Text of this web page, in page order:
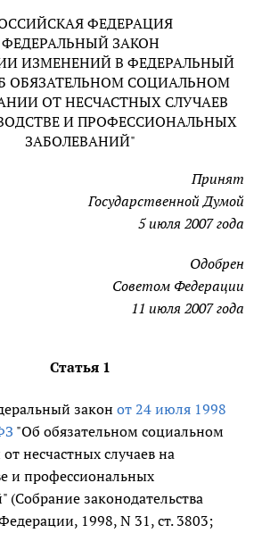
ФЕДЕРАЦИЯ
ФЕДЕРАЛЬНЫЙ ЗАКОН
ИЗМЕНЕНИЙ В ФЕДЕРАЛЬНЫЙ
ОБЯЗАТЕЛЬНОМ СОЦИАЛЬНОМ
ОТ НЕСЧАСТНЫХ СЛУЧАЕВ
И ПРОФЕССИОНАЛЬНЫХ
ЗАБОЛЕВАНИЙ"
Принят
Государственной Думой
5 июля 2007 года
Одобрен
Советом Федерации
11 июля 2007 года
Статья 1
закон от 24 июля 1998
"Об обязательном социальном
несчастных случаев на
и профессиональных
(Собрание законодательства
1998, N 31, ст. 3803;